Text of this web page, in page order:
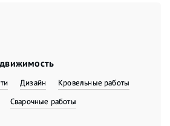
Дизайн
Кровельные работы
Сварочные работы